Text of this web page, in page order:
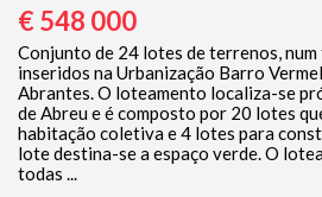
€ 548 000
Conjunto de 24 lotes de terrenos, num
inseridos na Urbanização Barro
Abrantes. O loteamento localiza-se
de Abreu e é composto por 20 lotes
habitação coletiva e 4 lotes para
lote destina-se a espaço verde. O
todas ...